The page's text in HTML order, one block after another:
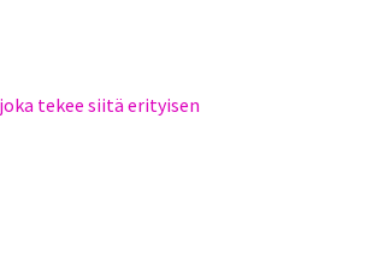
tekee siitä erityisen